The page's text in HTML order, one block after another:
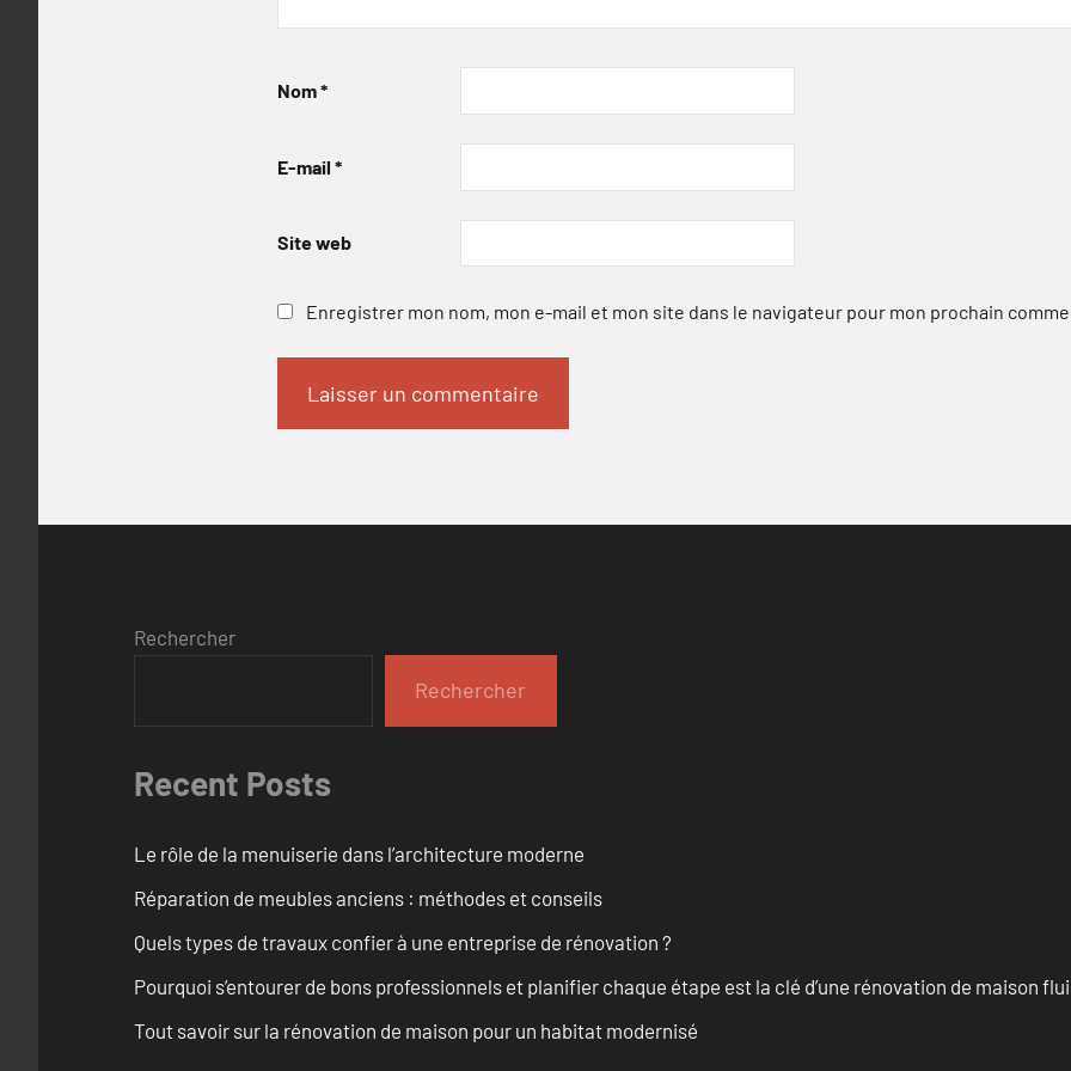
Nom*
E-mail *
Site web
Enregistrer mon nom, mon e-mail et mon site dans le navigateur pour mon prochain
Rechercher
Rechercher
Recent Posts
Le rôle de la menuiserie dans l’architecture moderne
Réparation de meubles anciens : méthodes et conseils
Quels types de travaux confier à une entreprise de rénovation ?
Pourquoi s’entourer de bons professionnels et planifier chaque étape est la clé d’une rénovation de maison
Tout savoir sur la rénovation de maison pour un habitat modernisé